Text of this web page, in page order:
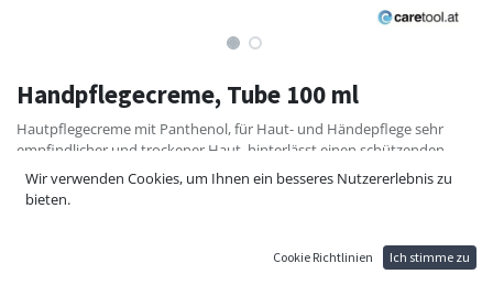
Handpflegecreme, Tube 100 ml
Hautpflegecreme mit Panthenol, für Haut- und Händepflege sehr
empfindlicher und trockener Haut, hinterlässt einen schützenden
wasserabweisenden
Film, der die Regeneration stark belasteter und geschädigter Haut
Anwendung: Zur Hautpflege empfindlicher Haut täglich und nach
Wir verwenden Cookies, um Ihnen ein besseres Nutzererlebnis zu
bieten.
Cookie Richtlinien Ich stimme zu